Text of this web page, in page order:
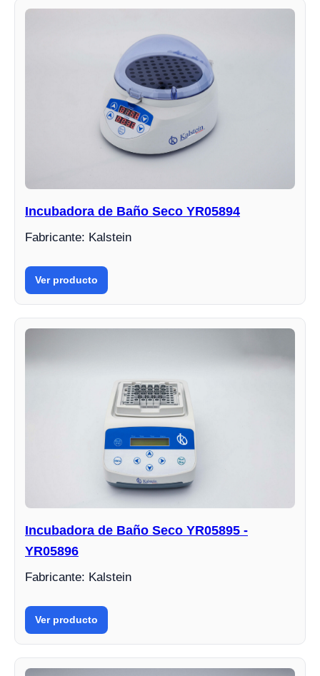
Incubadora de Baño Seco YR05894
Fabricante: Kalstein
Ver producto
Incubadora de Baño Seco YR05895 -
YR05896
Fabricante: Kalstein
Ver producto